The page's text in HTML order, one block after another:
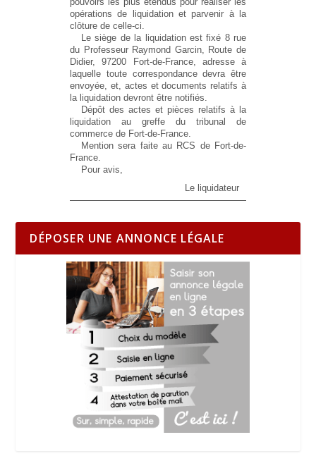
opérations de liquidation et parvenir à la
clôture de celle-ci.
Le siège de la liquidation est fixé 8 rue
du Professeur Raymond Garcin, Route de
Didier, 97200 Fort-de-France, adresse à
laquelle toute correspondance devra être
envoyée, et, actes et documents relatifs à
la liquidation devront être notifiés.
Dépôt des actes et pièces relatifs à la
liquidation au greffe du tribunal de
commerce de Fort-de-France.
Mention sera faite au RCS de Fort-de-
France.
Pour avis,
Le liquidateur
DÉPOSER UNE ANNONCE LÉGALE